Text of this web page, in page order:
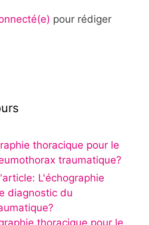
pour rédiger
thoracique pour le
traumatique?
L'échographie
diagnostic du
thoracique pour le